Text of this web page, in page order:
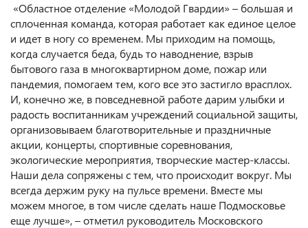
«Областное отделение «Молодой Гвардии» – большая и
сплоченная команда, которая работает как единое целое
и идет в ногу со временем. Мы приходим на помощь,
когда случается беда, будь то наводнение, взрыв
бытового газа в многоквартирном доме, пожар или
пандемия, помогаем тем, кого все это застигло врасплох.
И, конечно же, в повседневной работе дарим улыбки и
радость воспитанникам учреждений социальной защиты,
организовываем благотворительные и праздничные
акции, концерты, спортивные соревнования,
экологические мероприятия, творческие мастер-классы.
Наши дела сопряжены с тем, что происходит вокруг. Мы
всегда держим руку на пульсе времени. Вместе мы
можем многое, в том числе сделать наше Подмосковье
еще лучше», – отметил руководитель Московского